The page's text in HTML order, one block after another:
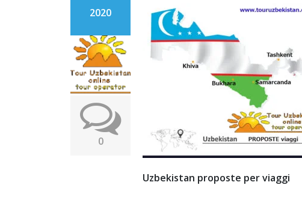
2020
0
Uzbekistan proposte per viaggi